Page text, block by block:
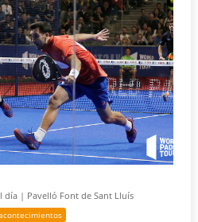
día | Pavelló Font de Sant Lluís